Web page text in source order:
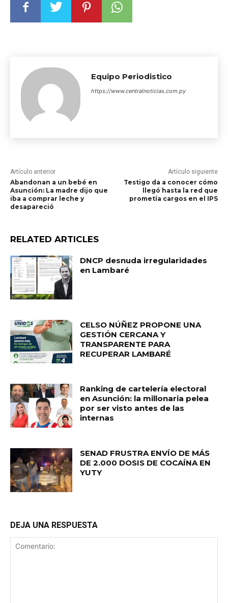
Equipo Periodistico
https://www.centralnoticias.com.py
Artículo anterior
Abandonan a un bebé en
Asunción: La madre dijo que
iba a comprar leche y
desapareció
Artículo siguiente
Testigo da a conocer cómo
llegó hasta la red que
prometía cargos en el IPS
RELATED ARTICLES
DNCP desnuda irregularidades
en Lambaré
CELSO NÚÑEZ PROPONE UNA
GESTIÓN CERCANA Y
TRANSPARENTE PARA
RECUPERAR LAMBARÉ
Ranking de cartelería electoral
en Asunción: la millonaria pelea
por ser visto antes de las
internas
SENAD FRUSTRA ENVÍO DE MÁS
DE 2.000 DOSIS DE COCAÍNA EN
YUTY
DEJA UNA RESPUESTA